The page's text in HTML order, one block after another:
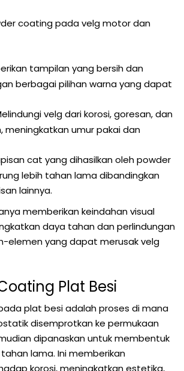
coating pada velg motor dan
tampilan yang bersih dan
berbagai pilihan warna yang dapat
velg dari korosi, goresan, dan
meningkatkan umur pakai dan
cat yang dihasilkan oleh powder
lebih tahan lama dibandingkan
lainnya.
memberikan keindahan visual
daya tahan dan perlindungan
elemen yang dapat merusak velg
Plat Besi
plat besi adalah proses di mana
disemprotkan ke permukaan
dipanaskan untuk membentuk
lama. Ini memberikan
korosi, meningkatkan estetika,